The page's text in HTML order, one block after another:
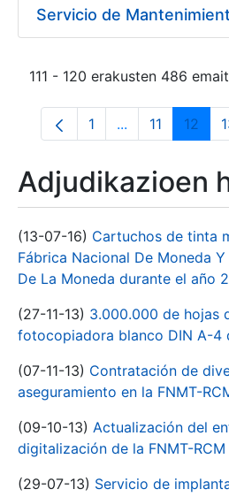
111 - 120 erakusten 486
Orrialdea
1 ...Intermediate
Orrialdea
11 12
Adjudikazioen
(13-07-16) Cartuchos de tinta
Fábrica Nacional De Moneda
De La Moneda durante el año
(27-11-13) 3.000.000 de hojas
fotocopiadora blanco DIN A-4
(07-11-13) Contratación de
aseguramiento en la FNMT-
(09-10-13) Actualización del
digitalización de la FNMT-RCM
(29-07-13) Servicio de